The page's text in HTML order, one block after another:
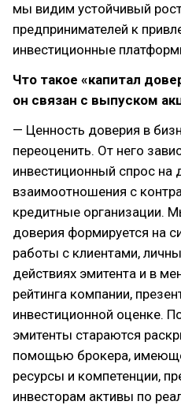
мы видим устойчивый
предпринимателей к
инвестиционные
Что такое «капитал
он связан с выпуском
— Ценность доверия в
переоценить. От него
инвестиционный спрос на
взаимоотношения с
кредитные организации.
доверия формируется на
работы с клиентами,
действиях эмитента и в
рейтинга компании,
инвестиционной оценке.
эмитенты стараются
помощью брокера,
ресурсы и компетенции,
инвесторам активы по